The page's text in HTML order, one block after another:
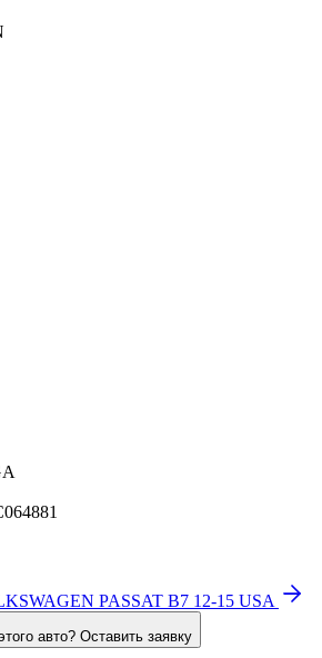
PASSAT B7 12-15 USA
авто? Оставить заявку